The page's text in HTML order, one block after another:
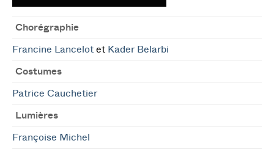
Chorégraphie
Francine Lancelot et Kader Belarbi
Costumes
Patrice Cauchetier
Lumières
Françoise Michel